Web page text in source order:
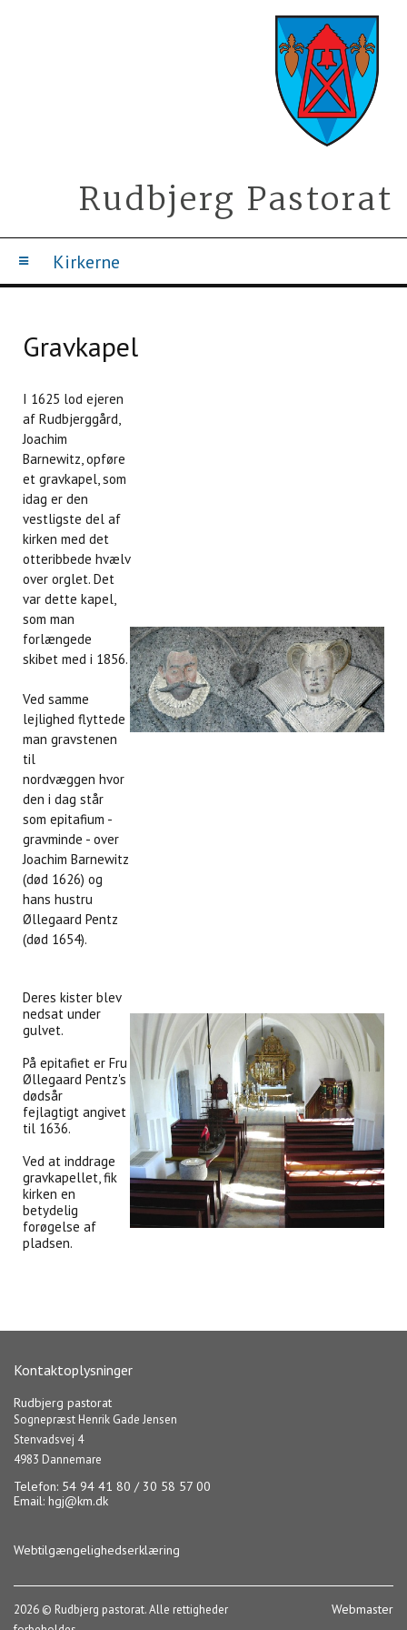
Rudbjerg Pastorat
Kirkerne
Gravkapel
I 1625 lod ejeren
af Rudbjerggård,
Joachim
Barnewitz, opføre
et gravkapel, som
idag er den
vestligste del af
kirken med det
otteribbede hvælv
over orglet. Det
var dette kapel,
som man
forlængede
skibet med i 1856.
Ved samme
lejlighed flyttede
man gravstenen
til
nordvæggen hvor
den i dag står
som epitafium -
gravminde - over
Joachim Barnewitz
(død 1626) og
hans hustru
Øllegaard Pentz
(død 1654).
Deres kister blev
nedsat under
gulvet.
På epitafiet er Fru
Øllegaard Pentz's
dødsår
fejlagtigt angivet
til 1636.
Ved at inddrage
gravkapellet, fik
kirken en
betydelig
forøgelse af
pladsen.
Kontaktoplysninger
Rudbjerg pastorat
Sognepræst Henrik Gade Jensen
Stenvadsvej 4
4983 Dannemare
Telefon: 54 94 41 80 / 30 58 57 00
Email: hgj@km.dk
Webtilgængelighedserklæring
2026 © Rudbjerg pastorat. Alle rettigheder
Webmaster